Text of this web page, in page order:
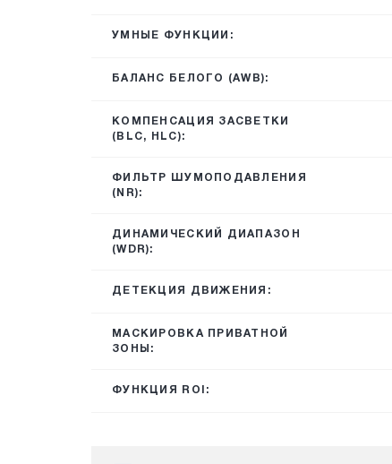
УМНЫЕ ФУНКЦИИ:
БАЛАНС БЕЛОГО (AWB):
КОМПЕНСАЦИЯ ЗАСВЕТКИ
(BLC, HLC):
ФИЛЬТР ШУМОПОДАВЛЕНИЯ
(NR):
ДИНАМИЧЕСКИЙ ДИАПАЗОН
(WDR):
ДЕТЕКЦИЯ ДВИЖЕНИЯ:
МАСКИРОВКА ПРИВАТНОЙ
ЗОНЫ:
ФУНКЦИЯ ROI: